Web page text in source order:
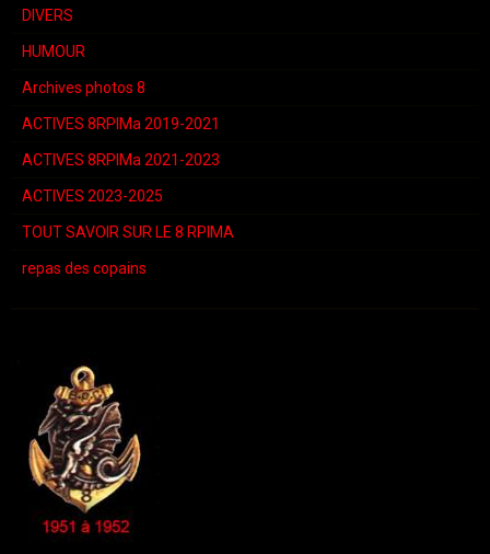
DIVERS
HUMOUR
Archives photos 8
ACTIVES 8RPIMa 2019-2021
ACTIVES 8RPIMa 2021-2023
ACTIVES 2023-2025
TOUT SAVOIR SUR LE 8 RPIMA
repas des copains